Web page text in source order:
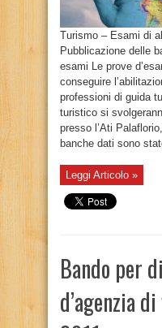
Turismo – Esami di
Pubblicazione delle
esami Le prove
conseguire
professioni di guida
turistico si
presso l’Ati
banche dati sono
Leggi Articolo »
Bando per
d’agenzia